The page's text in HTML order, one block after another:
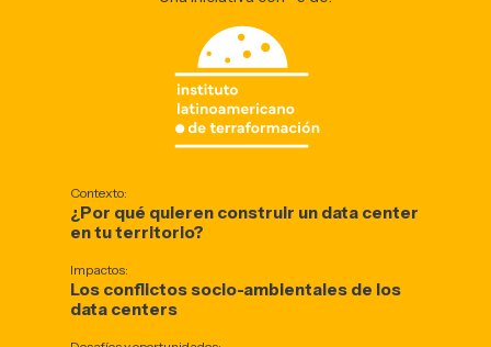
Contexto:
¿Por qué quieren construir un data center
en tu territorio?
Impactos:
Los conflictos socio-ambientales de los
data centers